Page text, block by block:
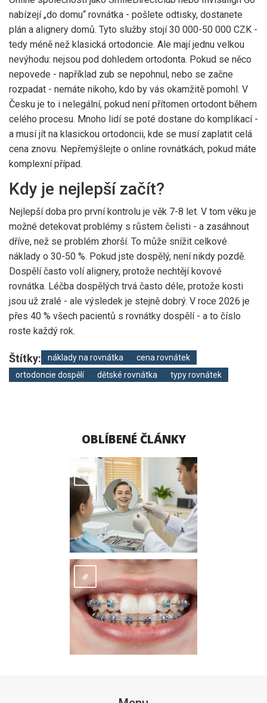
nabízejí „do domu“ rovnátka - pošlete odtisky, dostanete
plán a alignery domů. Tyto služby stojí 30 000-50 000 CZK -
tedy méně než klasická ortodoncie. Ale mají jednu velkou
nevýhodu: nejsou pod dohledem ortodonta. Pokud se něco
nepovede - například zub se nepohnul, nebo se začne
rozpadat - nemáte nikoho, kdo by vás okamžitě pomohl. V
Česku je to i nelegální, pokud není přítomen ortodont během
celého procesu. Mnoho lidí se poté dostane do komplikací -
a musí jít na klasickou ortodoncii, kde se musí zaplatit celá
cena znovu. Nepřemýšlejte o online rovnátkách, pokud máte
komplexní případ.
Kdy je nejlepší začít?
Nejlepší doba pro první kontrolu je věk 7-8 let. V tom věku je
možné detekovat problémy s růstem čelisti - a zasáhnout
dříve, než se problém zhorší. To může snížit celkové
náklady o 30-50 %. Pokud jste dospělý, není nikdy pozdě.
Dospělí často volí alignery, protože nechtějí kovové
rovnátka. Léčba dospělých trvá často déle, protože kosti
jsou už zralé - ale výsledek je stejně dobrý. V roce 2026 je
přes 40 % všech pacientů s rovnátky dospělí - a to číslo
roste každý rok.
Štítky: náklady na rovnátka
cena rovnátek
ortodoncie dospělí
dětské rovnátka typy rovnátek
OBLÍBENÉ ČLÁNKY